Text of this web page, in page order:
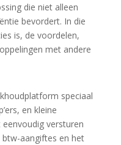
die niet alleen
bevordert. In die
is, de voordelen,
met andere
speciaal
en kleine
versturen
aangiftes en het